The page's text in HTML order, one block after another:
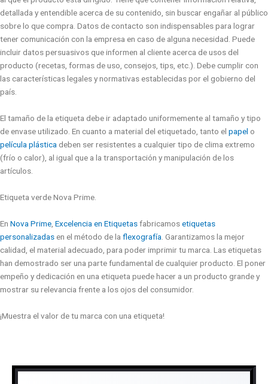
detallada y entendible acerca de su contenido, sin buscar engañar al público
sobre lo que compra. Datos de contacto son indispensables para lograr
tener comunicación con la empresa en caso de alguna necesidad. Puede
incluir datos persuasivos que informen al cliente acerca de usos del
producto (recetas, formas de uso, consejos, tips, etc.). Debe cumplir con
las características legales y normativas establecidas por el gobierno del
país.
El tamaño de la etiqueta debe ir adaptado uniformemente al tamaño y tipo
de envase utilizado. En cuanto a material del etiquetado, tanto el papel o
película plástica deben ser resistentes a cualquier tipo de clima extremo
(frío o calor), al igual que a la transportación y manipulación de los
artículos.
Etiqueta verde Nova Prime.
En Nova Prime Excelencia en Etiquetasfabricamosetiquetas
personalizadasen el método de la flexografía . Garantizamos la mejor
calidad, el material adecuado, para poder imprimir tu marca. Las etiquetas
han demostrado ser una parte fundamental de cualquier producto. El poner
empeño y dedicación en una etiqueta puede hacer a un producto grande y
mostrar su relevancia frente a los ojos del consumidor.
¡Muestra el valor de tu marca con una etiqueta!